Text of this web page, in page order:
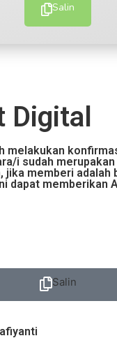
Salin
Digital
melakukan
i sudah
jika memberi adalah
dapat memberikan
Salin